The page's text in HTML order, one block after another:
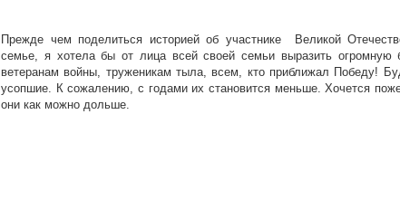
Прежде чем поделиться историей об участнике Великой
семье, я хотела бы от лица всей своей семьи выразить огромную
ветеранам войны, труженикам тыла, всем, кто приближал Победу!
усопшие. К сожалению, с годами их становится меньше. Хочется
они как можно дольше.